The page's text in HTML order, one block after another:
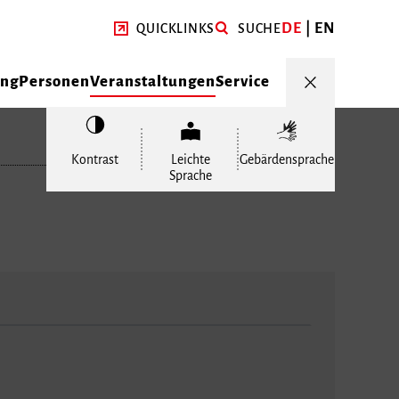
QUICKLINKS SUCHEDE EN
PersonenVeranstaltungenService
Kontrast
Leichte
Sprache
Gebärdensprache